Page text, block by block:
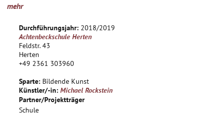
bzw. als gemeinsames Graffiti präsentiert wird.
Von den ersten Skizzen und Ideen wird mit Formen,
Buchstaben und Flächen gearbeitet.
Es werden Muster und Texturen gesammelt und
Wissenwertes über Farben und ihre Wirkung, speziell im
Bereich Graffiti vermittelt.
mehr
Durchführungsjahr: 2018/2019
Achtenbeckschule Herten
Feldstr. 43
Herten
+49 2361 303960
Sparte: Bildende Kunst
Künstler/-in: Michael Rockstein
Partner/Projektträger
Schule